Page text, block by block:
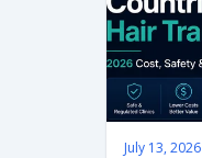
July 13, 2026